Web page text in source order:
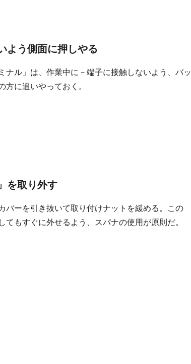
よう側面に押しやる
ナル」は、作業中に－端子に接触しないよう、バッ
方に追いやっておく。
を取り外す
バーを引き抜いて取り付けナットを緩める。この
てもすぐに外せるよう、スパナの使用が原則だ。